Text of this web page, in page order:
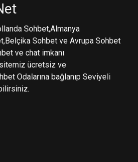
Sohbet,Almanya
Sohbet ve Avrupa Sohbet
ve chat imkanı
ücretsiz ve
Odalarına bağlanıp Seviyeli